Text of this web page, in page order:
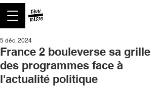
France 2 bouleverse sa grille
des programmes face à
l'actualité politique
5 déc. 2024